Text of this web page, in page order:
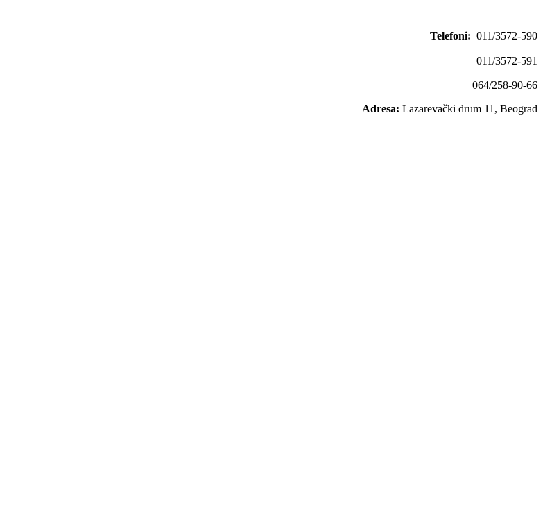
Telefoni: 011/3572-590
011/3572-591
064/258-90-66
Adresa: Lazarevački drum 11, Beograd